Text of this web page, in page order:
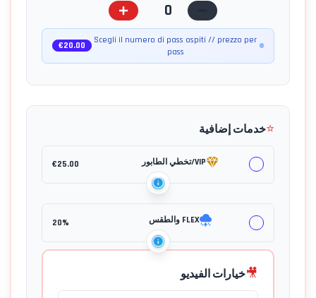
0
Scegli il numero di pass ospiti // prezzo per
pass
€20.00
⭐خدمات إضافية
VIP/تخطي الطابور €25.00
FLEX والطقس 20%
🎥خيارات الفيديو